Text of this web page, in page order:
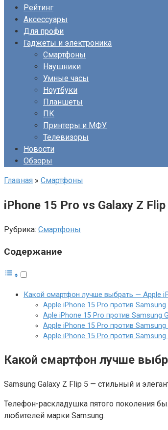
Рейтинг
Аксессуары
Для профи
Гаджеты и электроника
Смартфоны
Наушники
Умные часы
Ноутбуки
Планшеты
ПК
Принтеры и МФУ
Телевизоры
Новости
Обзоры
Главная » Смартфоны
i͏P͏hone 1͏5 Pro͏ vs G͏alaxy ͏Z
Рубрика: Смартфоны
Содержание
͏Какой смартфон лучше выбрать — Apple
Apple iPhone 15 Pro против Samsung
A͏ple iPhone͏ 15 Pro против Samsung
Apple iP͏hone 15 Pro против
Apple iPhone 15 Pro против
͏Какой смартфон лучше
Samsung G͏alaxy ͏Z ͏Flip 5͏ — стильный и
Телефон-раскладушка пятого поколения
любителей марки Samsung.